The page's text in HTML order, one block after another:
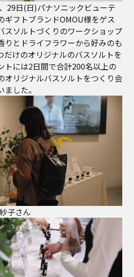
29日(日)パナソニックビューテ
ギフトブランドOMOU様をゲス
スソルトづくりのワークショップ
りとドライフラワーから好みのも
だけのオリジナルのバスソルトを
トには2日間で合計200名以上の
オリジナルバスソルトをつくり会
した。
子さん